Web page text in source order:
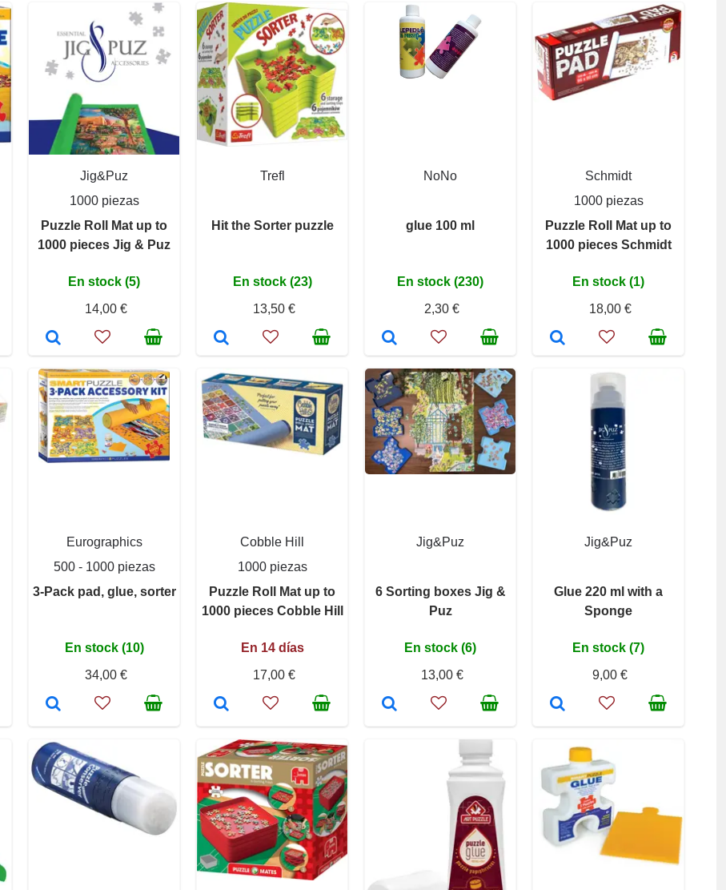
Jig&Puz
1000 piezas
Puzzle Roll Mat up to
1000 pieces Jig & Puz
En stock (5)
14,00 €
Trefl
Hit the Sorter puzzle
En stock (23)
13,50 €
NoNo
glue 100 ml
En stock (230)
2,30 €
Schmidt
1000 piezas
Puzzle Roll Mat up to
1000 pieces Schmidt
En stock (1)
18,00 €
Eurographics
500 - 1000 piezas
3-Pack pad, glue, sorter
En stock (10)
34,00 €
Cobble Hill
1000 piezas
Puzzle Roll Mat up to
1000 pieces Cobble Hill
En 14 días
17,00 €
Jig&Puz
6 Sorting boxes Jig &
Puz
En stock (6)
13,00 €
Jig&Puz
Glue 220 ml with a
Sponge
En stock (7)
9,00 €